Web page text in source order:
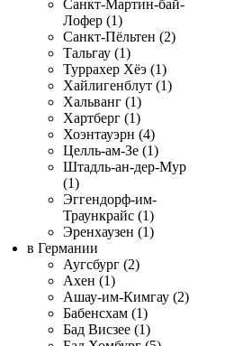
Санкт-Мартин-бай-
Лофер (1)
Санкт-Пёльтен (2)
Тальгау (1)
Туррахер Хёэ (1)
Хайлигенблут (1)
Хальванг (1)
Хартберг (1)
Хоэнтауэрн (4)
Целль-ам-Зе (1)
Штадль-ан-дер-Мур
(1)
Эггендорф-им-
Траункрайс (1)
Эренхаузен (1)
в Германии
Аугсбург (2)
Ахен (1)
Ашау-им-Кимгау (2)
Бабенсхам (1)
Бад Висзее (1)